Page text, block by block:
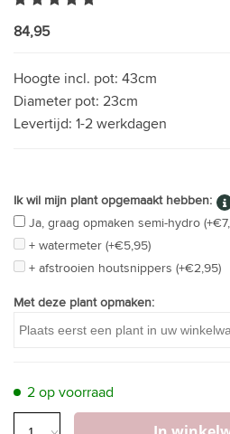
84,95
Hoogte incl. pot: 43cm
Diameter pot: 23cm
Levertijd: 1-2 werkdagen
Ik wil mijn plant opgemaakt hebben:
Ja, graag opmaken semi-hydro
+ watermeter (+€5,95)
+ afstrooien houtsnippers (+€2,95)
Met deze plant opmaken:
2 op voorraad